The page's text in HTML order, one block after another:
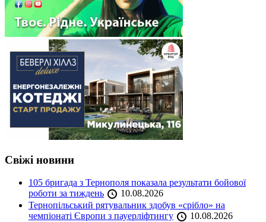
Свіжі новини
105 бригада з Тернополя показала результати бойової
роботи за тиждень
10.08.2026
Тернопільський рятувальник здобув «срібло» на
чемпіонаті Європи з пауерліфтингу
10.08.2026